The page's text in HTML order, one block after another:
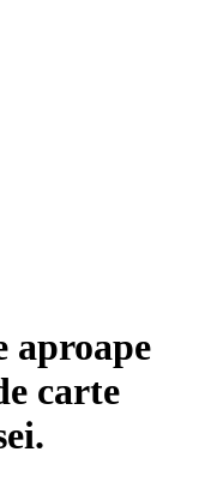
aproape
carte